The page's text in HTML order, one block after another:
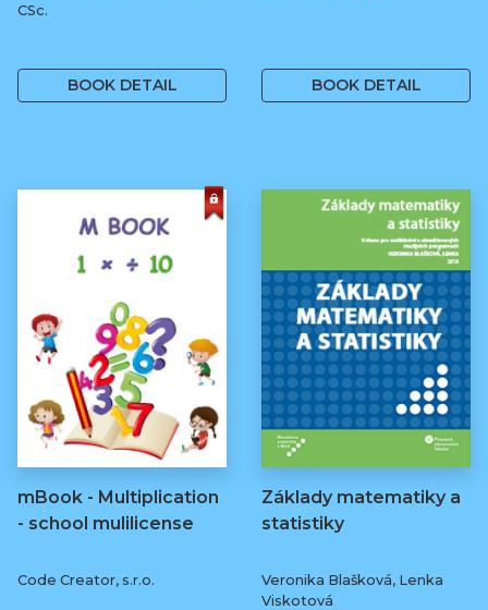
CSc.
BOOK DETAIL BOOK DETAIL
mBook - Multiplication
- school mulilicense
Code Creator, s.r.o.
Základy matematiky a
statistiky
Veronika Blašková, Lenka
Viskotová